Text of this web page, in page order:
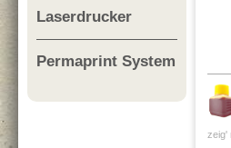
Laserdrucker
Permaprint System
zeig'